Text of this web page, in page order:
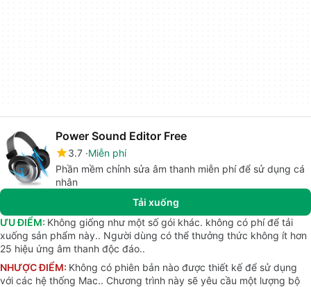
Power Sound Editor Free
3.7 Miễn phí
Phần mềm chỉnh sửa âm thanh miễn phí để sử dụng cá
nhân
Tải xuống
ƯU ĐIỂM: Không giống như một số gói khác. không có phí để tải
xuống sản phẩm này.. Người dùng có thể thưởng thức không ít hơn
25 hiệu ứng âm thanh độc đáo..
NHƯỢC ĐIỂM: Không có phiên bản nào được thiết kế để sử dụng
với các hệ thống Mac.. Chương trình này sẽ yêu cầu một lượng bộ